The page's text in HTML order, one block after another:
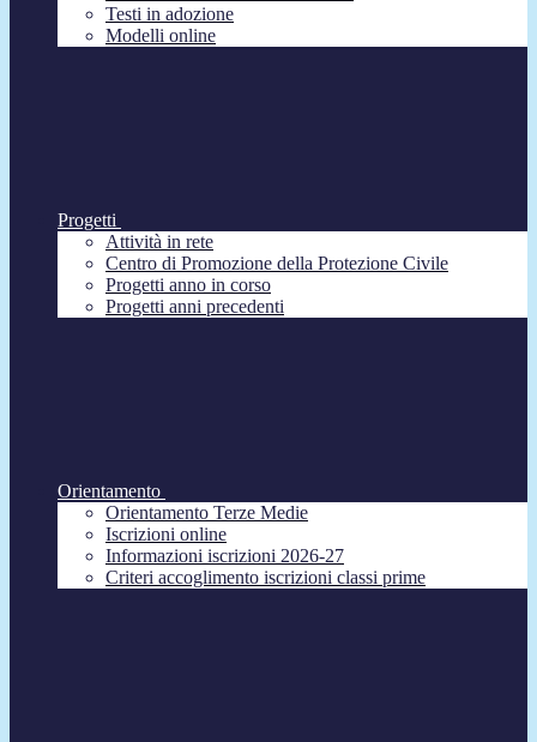
Testi in adozione
Modelli online
Progetti
Attività in rete
Centro di Promozione della Protezione Civile
Progetti anno in corso
Progetti anni precedenti
Orientamento
Orientamento Terze Medie
Iscrizioni online
Informazioni iscrizioni 2026-27
Criteri accoglimento iscrizioni classi prime